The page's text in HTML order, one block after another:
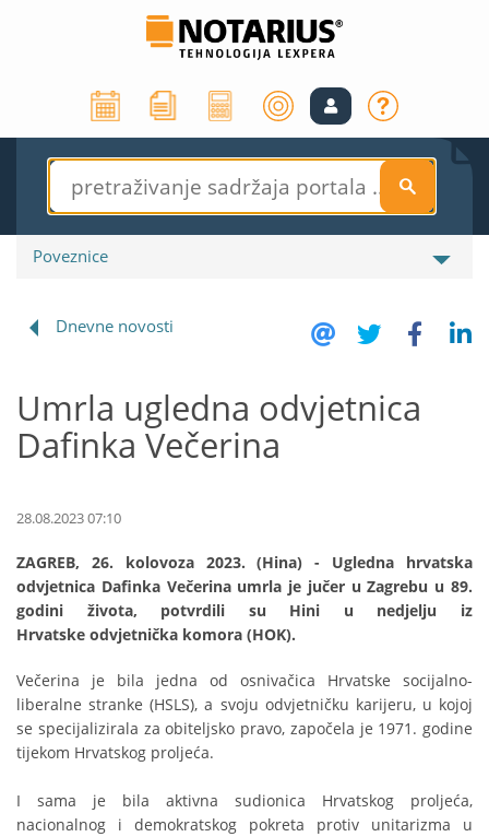
S
Poveznice
Dnevne novosti
Umrla ugledna odvjetnica
Dafinka Večerina
28.08.2023 07:10
ZAGREB, 26. kolovoza 2023. (Hina) - Ugledna hrvatska
odvjetnica Dafinka Večerina umrla je jučer u Zagrebu u 89.
godini života, potvrdili su Hini u nedjelju iz
Hrvatske odvjetnička komora (HOK).
Večerina je bila jedna od osnivačica Hrvatske socijalno-
liberalne stranke (HSLS), a svoju odvjetničku karijeru, u kojoj
se specijalizirala za obiteljsko pravo, započela je 1971. godine
tijekom Hrvatskog proljeća.
I sama je bila aktivna sudionica Hrvatskog proljeća,
nacionalnog i demokratskog pokreta protiv unitarizma u